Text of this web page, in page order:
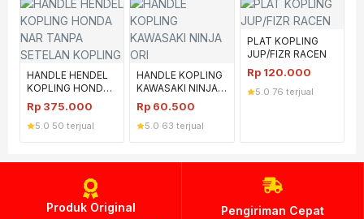
HANDLE HENDEL
KOPLING HONDA
NAR TANPA
SETELAN
KOPLING
Rp 375.000
5.0 50 terjual
HANDLE KOPLING
KAWASAKI NINJA
ORI
Rp 60.500
5.0 63 terjual
PLAT KOPLING
JUP/FIZR RACEN
Rp 120.000
5.0 76 terjual
Produk Original Pengiriman Cepat